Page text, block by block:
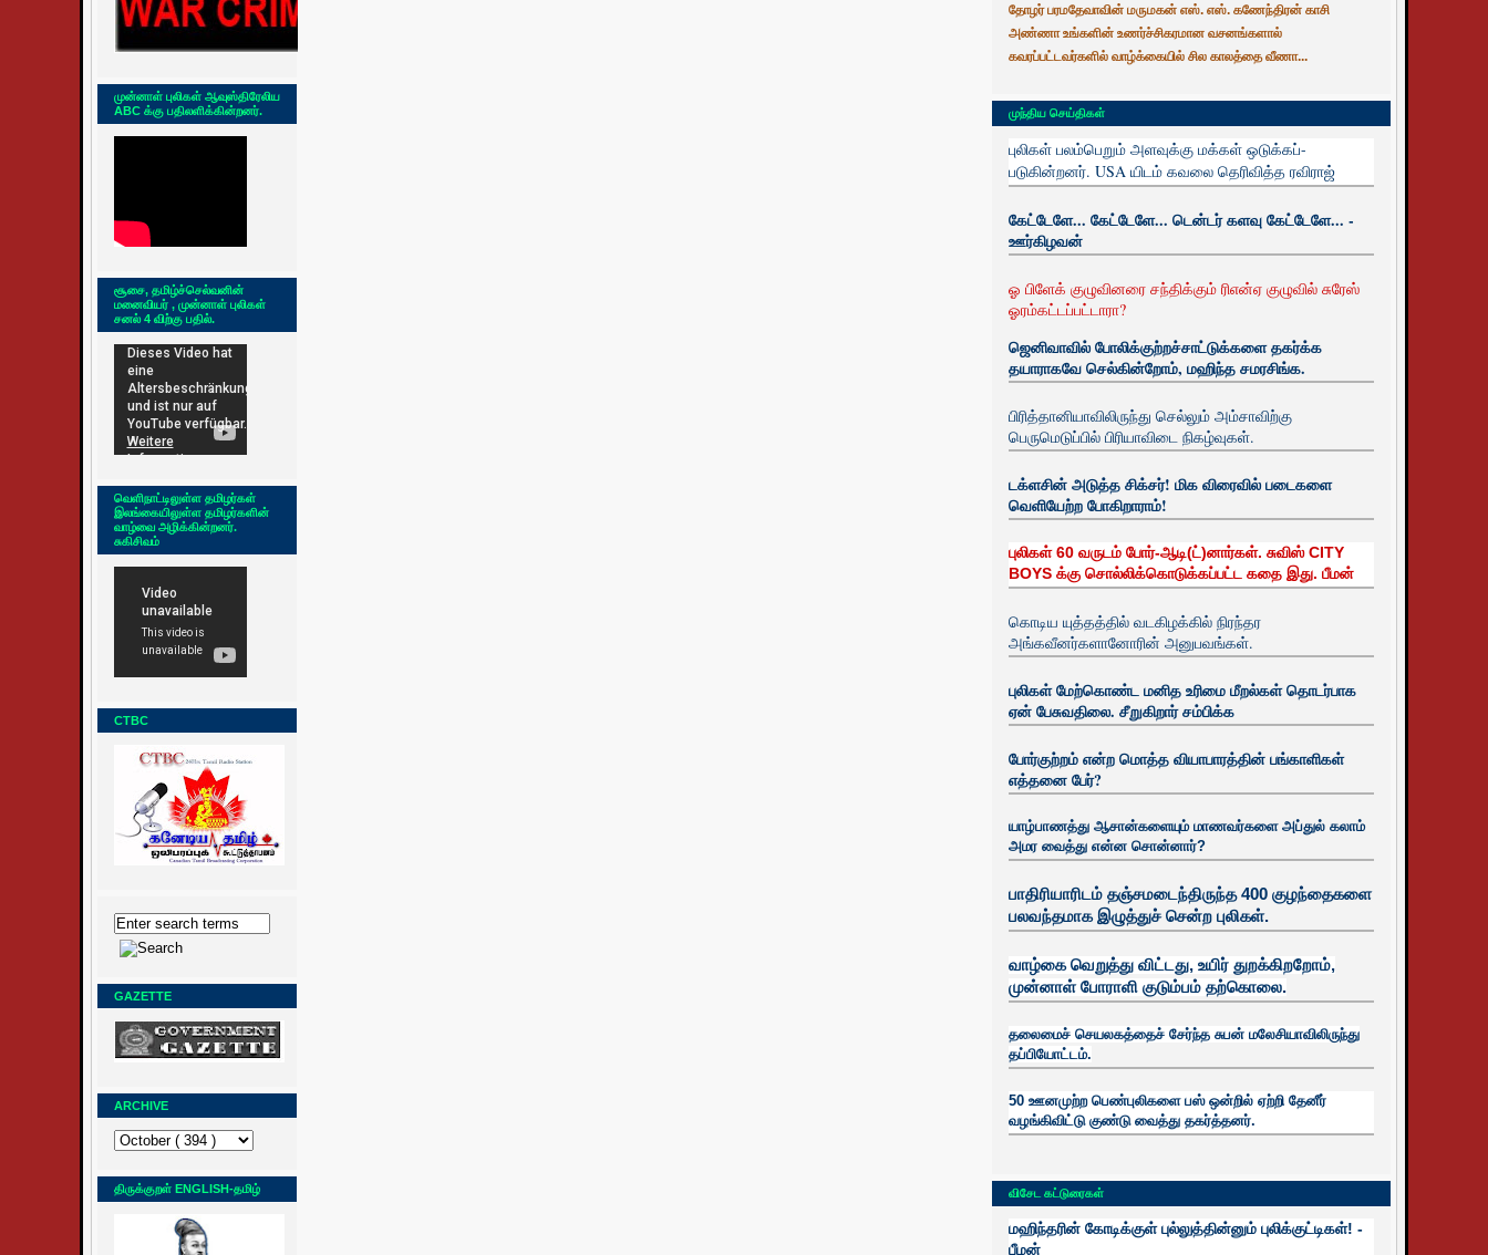
முன்னாள் புலிகள் ஆவுஸ்திரேலிய
ABC க்கு பதிலளிக்கின்றனர்.
சூசை, தமிழ்ச்செல்வனின்
மனைவியர் , முன்னாள் புலிகள்
சனல் 4 விற்கு பதில்.
வெளிநாட்டிலுள்ள தமிழர்கள்
இலங்கையிலுள்ள தமிழர்களின்
வாழ்வை அழிக்கின்றனர்.
சுகிசிவம்
CTBC
GAZETTE
ARCHIVE
திருக்குறள் ENGLISH-தமிழ்
தோழர் பரமதேவாவின் மருமகன் எஸ். எஸ். கணேந்திரன் காசி
அண்ணா உங்களின் உணர்ச்சிகரமான வசனங்களால்
கவரப்பட்டவர்களில் வாழ்க்கையில் சில காலத்தை வீணா...
முந்திய செய்திகள்
புலிகள் பலம்பெறும் அளவுக்கு மக்கள் ஒடுக்கப்-
படுகின்றனர். USA யிடம் கவலை தெரிவித்த ரவிராஜ்
கேட்டேளே... கேட்டேளே... டென்டர் களவு கேட்டேளே... -
ஊர்கிழவன்
ஓ பிளேக் குழுவினரை சந்திக்கும் ரிஎன்ஏ குழுவில் சுரேஸ்
ஓரம்கட்டப்பட்டாரா?
ஜெனிவாவில் போலிக்குற்றச்சாட்டுக்களை தகர்க்க
தயாராகவே செல்கின்றோம், மஹிந்த சமரசிங்க.
பிரித்தானியாவிலிருந்து செல்லும் அம்சாவிற்கு
பெருமெடுப்பில் பிரியாவிடை நிகழ்வுகள்.
டக்ளசின் அடுத்த சிக்சர்! மிக விரைவில் படைகளை
வெளியேற்ற போகிறாராம்!
புலிகள் 60 வருடம் போர்-ஆடி(ட்)னார்கள். சுவிஸ் CITY
BOYS க்கு சொல்லிக்கொடுக்கப்பட்ட கதை இது. பீமன்
கொடிய யுத்தத்தில் வடகிழக்கில் நிரந்தர
அங்கவீனர்களானோரின் அனுபவங்கள்.
புலிகள் மேற்கொண்ட மனித உரிமை மீறல்கள் தொடர்பாக
ஏன் பேசுவதிலை. சீறுகிறார் சம்பிக்க
போர்குற்றம் என்ற மொத்த வியாபாரத்தின் பங்காளிகள்
எத்தனை பேர்?
யாழ்பாணத்து ஆசான்களையும் மாணவர்களை அப்துல் கலாம்
அமர வைத்து என்ன சொன்னார்?
பாதிரியாரிடம் தஞ்சமடைந்திருந்த 400 குழந்தைகளை
பலவந்தமாக இழுத்துச் சென்ற புலிகள்.
வாழ்கை வெறுத்து விட்டது, உயிர் துறக்கிறறோம்,
முன்னாள் போராளி குடும்பம் தற்கொலை.
தலைமைச் செயலகத்தைச் சேர்ந்த சுபன் மலேசியாவிலிருந்து
தப்பியோட்டம்.
50 ஊனமுற்ற பெண்புலிகளை பஸ் ஒன்றில் ஏற்றி தேனீர்
வழங்கிவிட்டு குண்டு வைத்து தகர்த்தனர்.
விசேட கட்டுரைகள்
மஹிந்தரின் கோடிக்குள் புல்லுத்தின்னும் புலிக்குட்டிகள்! -
பீமன்